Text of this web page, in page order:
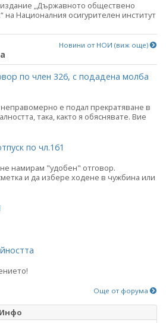
„Държавното обществено
на Националния осигурителен институт
Новини от НОИ (виж още)
по член 326, с подадена молба
е подал прекратяване в
така, както я обяснявате. Вие
по чл.161
намирам "удобен" отговор.
и да избере ходене в чужбина или
Още от форума